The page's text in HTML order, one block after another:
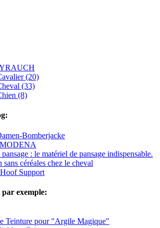
(20)
(33)
(8)
Bomberjacke
: le matériel de pansage indispensable.
sans céréales chez le cheval
Support
exemple:
Teinture pour "Argile Magique"